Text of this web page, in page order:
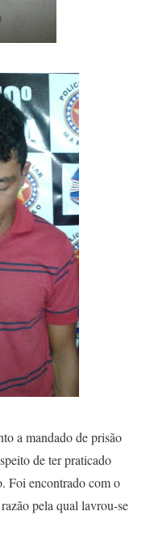
a mandado de prisão
de ter praticado
Foi encontrado com o
pela qual lavrou-se